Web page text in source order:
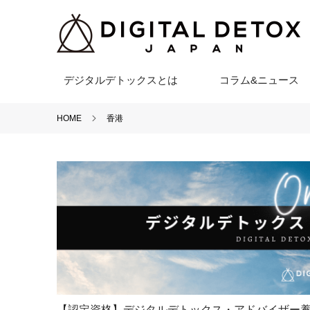
デジタルデトックスとは コラム&ニュース
HOME 香港